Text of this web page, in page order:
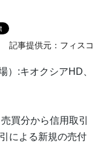
記事提供元： フィスコ
）:キオクシアHD、
買分から信用取引
による新規の売付